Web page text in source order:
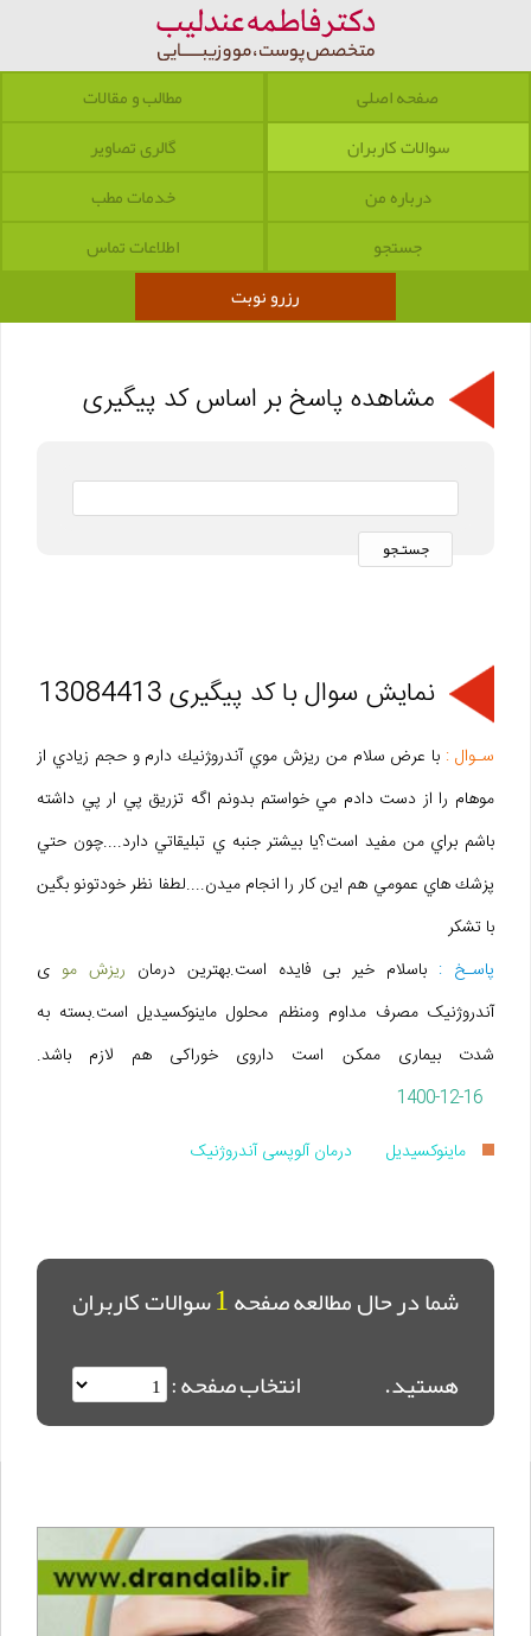
صفحه اصلی
مطالب و مقالات
سوالات کاربران
گالری تصاویر
درباره من
خدمات مطب
جستجو
اطلاعات تماس
رزرو نوبت
مشاهده پاسخ بر اساس کد پیگیری
نمایش سوال با کد پیگیری 13084413
سـوال : با عرض سلام من ريزش موي آندرو‍‍‍‍‍ژنيك دارم و حجم زيادي از
موهام را از دست دادم مي خواستم بدونم اگه تزريق پي ار پي داشته
باشم براي من مفيد است؟يا بيشتر جنبه ي تبليقاتي دارد....چون حتي
پزشك هاي عمومي هم اين كار را انجام ميدن....لطفا نظر خودتونو بگين
با تشكر
پاسـخ : باسلام خیر بی فایده است.بهترین درمان ریزش مو ی
آندروژنیک مصرف مداوم ومنظم محلول ماینوکسیدیل است.بسته به
شدت بیماری ممکن است داروی خوراکی هم لازم باشد.
1400-12-16
ماینوکسیدیل
درمان آلوپسی آندروژنیک
شما در حال مطالعه صفحه1سوالات کاربران
هستید.
انتخاب صفحه :